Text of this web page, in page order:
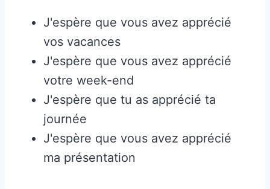
J'espère que vous avez apprécié
vos vacances
J'espère que vous avez apprécié
votre week-end
J'espère que tu as apprécié ta
journée
J'espère que vous avez apprécié
ma présentation